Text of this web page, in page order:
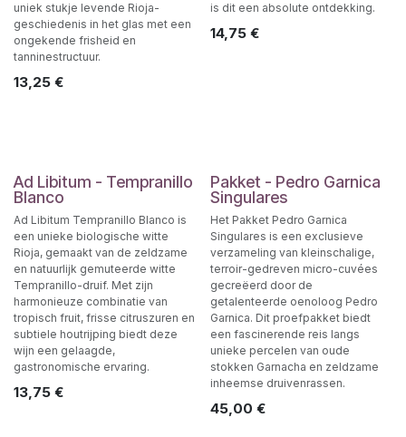
uniek stukje levende Rioja-
geschiedenis in het glas met een
ongekende frisheid en
tanninestructuur.
13,25 €
is dit een absolute ontdekking.
14,75€
Ad Libitum - Tempranillo
Blanco
Ad Libitum Tempranillo Blanco is
een unieke biologische witte
Rioja, gemaakt van de zeldzame
en natuurlijk gemuteerde witte
Tempranillo-druif. Met zijn
harmonieuze combinatie van
tropisch fruit, frisse citruszuren en
subtiele houtrijping biedt deze
wijn een gelaagde,
gastronomische ervaring.
13,75 €
Pakket - Pedro Garnica
Singulares
Het Pakket Pedro Garnica
Singulares is een exclusieve
verzameling van kleinschalige,
terroir-gedreven micro-cuvées
gecreëerd door de
getalenteerde oenoloog Pedro
Garnica. Dit proefpakket biedt
een fascinerende reis langs
unieke percelen van oude
stokken Garnacha en zeldzame
inheemse druivenrassen.
45,00 €